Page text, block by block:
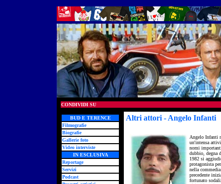
CONDIVIDI SU
BUD E TERENCE
Filmografie
Biografie
Gallerie foto
Video interviste
IN ESCLUSIVA
Reportage
Servizi
Podcast
Altri attori - Angelo Infanti
Angelo Infanti
un'intensa
nomi
dubbio, degna
1982 si
protagonista
nella
precedente
fortunato